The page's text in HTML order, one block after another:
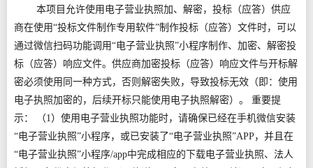
本项目允许使用电子营业执照加、解密，投标（应答）供应
商在使用“投标文件制作专用软件”制作投标（应答）文件时，可以
通过微信扫码功能调用“电子营业执照”小程序制作、加密、解密投
标（应答）响应文件。供应商加密投标（应答）响应文件与开标解
密必须使用同一种方式，否则解密失败，导致投标无效（即：使用
电子执照加密的，后续开标只能使用电子执照解密）。 重要提
示： （1）使用电子营业执照功能时，请确保已经在手机微信安装
“电子营业执照”小程序，或已安装了“电子营业执照”APP，并且在
“电子营业执照”小程序/app中完成相应的下载电子营业执照、法人